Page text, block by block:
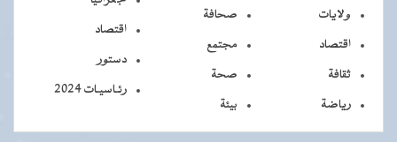
ولايات
اقتصاد
ثقافة
رياضة
صحافة
مجتمع
صحة
بيئة
اقتصاد
دستور
رئـاسيـات 2024